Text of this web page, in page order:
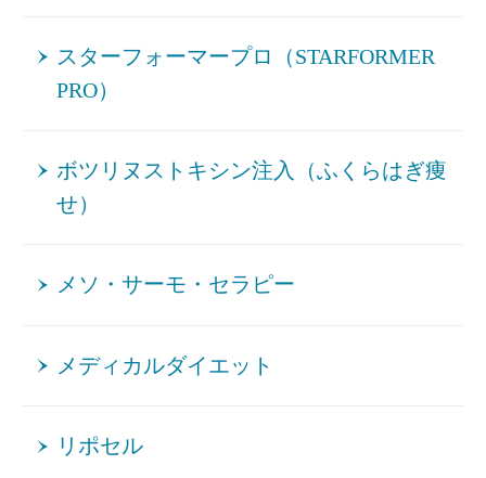
スターフォーマープロ（STARFORMER
PRO）
ボツリヌストキシン注入（ふくらはぎ痩
せ）
メソ・サーモ・セラピー
メディカルダイエット
リポセル